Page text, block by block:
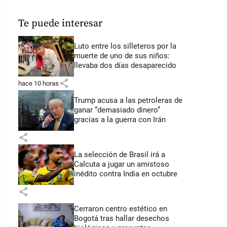
Te puede interesar
Luto entre los silleteros por la
muerte de uno de sus niños:
llevaba dos días desaparecido
hace 10 horas share
Trump acusa a las petroleras de
ganar “demasiado dinero”
gracias a la guerra con Irán
share
La selección de Brasil irá a
Calcuta a jugar un amistoso
inédito contra India en octubre
share
Cerraron centro estético en
Bogotá tras hallar desechos